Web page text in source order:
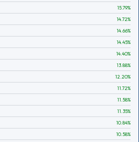
15.79%
14.72%
14.66%
14.45%
14.40%
13.88%
12.20%
11.72%
11.58%
11.35%
10.84%
10.58%